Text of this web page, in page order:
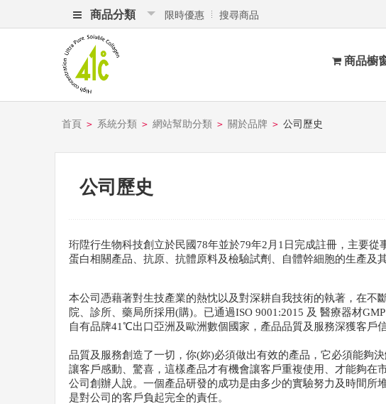
商品分類 限時優惠 搜尋商品
商品櫥
首頁 > 系統分類 > 網站幫助分類 > 關於品牌 > 公司歷史
公司歷史
珩陞行生物科技創立於民國78年並於79年2月1日完成註冊，主要
蛋白相關產品、抗原、抗體原料及檢驗試劑、自體幹細胞的生產及
本公司憑藉著對生技產業的熱忱以及對深耕自我技術的執著，在不
院、診所、藥局所採用(購)。已通過ISO 9001:2015 及 醫療器材
自有品牌41℃出口亞洲及歐洲數個國家，產品品質及服務深獲客戶
品質及服務創造了一切，你(妳)必須做出有效的產品，它必須能夠
讓客戶感動、驚喜，這樣產品才有機會讓客戶重複使用、才能夠在
公司創辦人說。一個產品研發的成功是由多少的實驗努力及時間
是對公司的客戶負起完全的責任。